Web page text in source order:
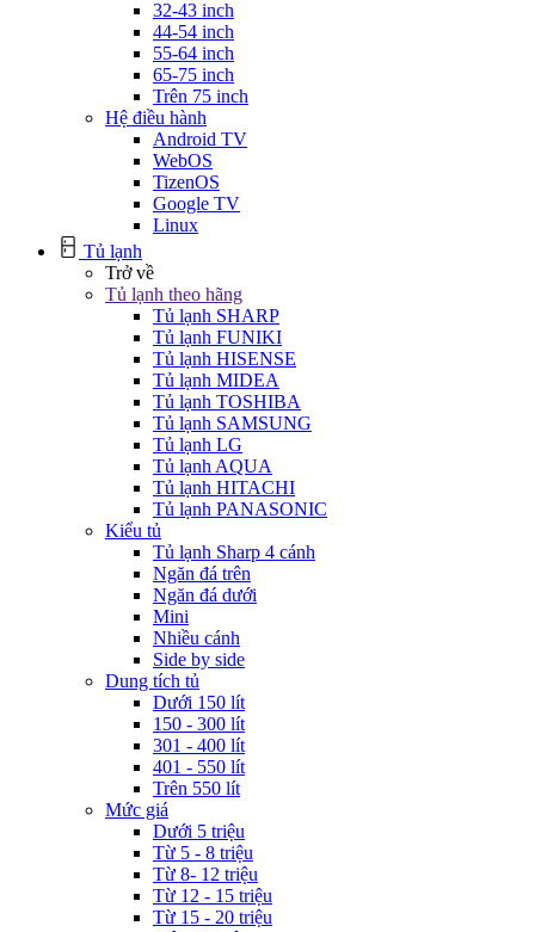
32-43 inch
44-54 inch
55-64 inch
65-75 inch
Trên 75 inch
Hệ điều hành
Android TV
WebOS
TizenOS
Google TV
Linux
Tủ lạnh
Trở về
Tủ lạnh theo hãng
Tủ lạnh SHARP
Tủ lạnh FUNIKI
Tủ lạnh HISENSE
Tủ lạnh MIDEA
Tủ lạnh TOSHIBA
Tủ lạnh SAMSUNG
Tủ lạnh LG
Tủ lạnh AQUA
Tủ lạnh HITACHI
Tủ lạnh PANASONIC
Kiểu tủ
Tủ lạnh Sharp 4 cánh
Ngăn đá trên
Ngăn đá dưới
Mini
Nhiều cánh
Side by side
Dung tích tủ
Dưới 150 lít
150 - 300 lít
301 - 400 lít
401 - 550 lít
Trên 550 lít
Mức giá
Dưới 5 triệu
Từ 5 - 8 triệu
Từ 8- 12 triệu
Từ 12 - 15 triệu
Từ 15 - 20 triệu